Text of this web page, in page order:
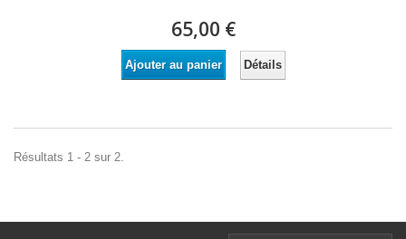
65,00 €
Ajouter au panier Détails
Résultats 1 - 2 sur 2.